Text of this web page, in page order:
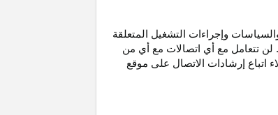
وإجراءات التشغيل المتعلقة
لن تتعامل مع أي اتصالات مع أي من
اتباع إرشادات الاتصال على موقع